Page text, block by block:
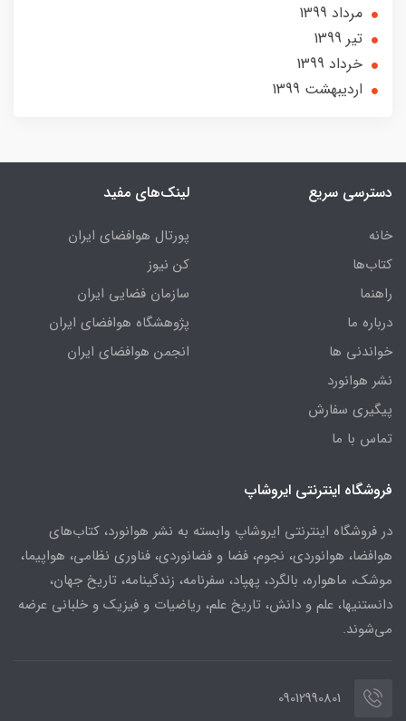
مرداد 1399
تير 1399
خرداد 1399
ارديبهشت 1399
دسترسی سریع
خانه
کتاب‌ها
راهنما
درباره ما
خواندنی ها
نشر هوانورد
پیگیری سفارش
تماس با ما
لینک‌های مفید
پورتال هوافضای ایران
کن نیوز
سازمان فضایی ایران
پژوهشگاه هوافضای ایران
انجمن هوافضای ایران
فروشگاه اینترنتی ایروشاپ
در فروشگاه اینترنتی ایروشاپ وابسته به نشر هوانورد، کتاب‌های
هوافضا، هوانوردی، نجوم، فضا و فضانوردی، فناوری نظامی، هواپیما،
موشک، ماهواره، بالگرد، پهپاد، سفرنامه، زندگینامه، تاریخ جهان،
دانستنیها، علم و دانش، تاریخ علم، ریاضیات و فیزیک و خلبانی عرضه
می‌شوند.
09012990801